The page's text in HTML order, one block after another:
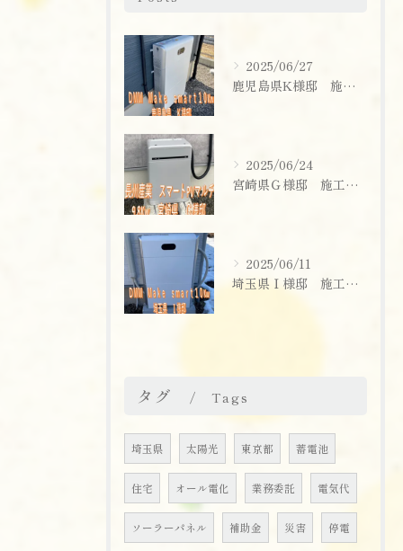
2025/06/27
鹿児島県K様邸 施工実績
2025/06/24
宮崎県Ｇ様邸 施工実績
2025/06/11
埼玉県Ｉ様邸 施工実績
タグ Tags
埼玉県 太陽光 東京都 蓄電池
住宅 オール電化 業務委託 電気代
ソーラーパネル 補助金 災害 停電
お問い合わせはこちら